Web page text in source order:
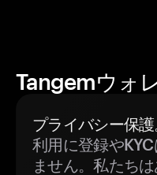
Tangemウォ
プライバシー保護
利用に登録やKYC
ません。私たち